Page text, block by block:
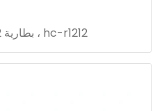
hc-r1212 ، بطارية 12 فولت 12 أمبير